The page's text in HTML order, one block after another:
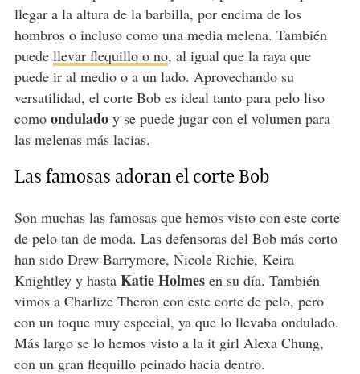
llegar a la altura de la barbilla, por encima de los
hombros o incluso como una media melena. También
puede llevar flequillo o no, al igual que la raya que
puede ir al medio o a un lado. Aprovechando su
versatilidad, el corte Bob es ideal tanto para pelo liso
como onduladoy se puede jugar con el volumen para
las melenas más lacias.
Las famosas adoran el corte Bob
Son muchas las famosas que hemos visto con este corte
de pelo tan de moda. Las defensoras del Bob más corto
han sido Drew Barrymore, Nicole Richie, Keira
Knightley y hasta Katie Holmesen su día. También
vimos a Charlize Theron con este corte de pelo, pero
con un toque muy especial, ya que lo llevaba ondulado.
Más largo se lo hemos visto a la it girl Alexa Chung,
con un gran flequillo peinado hacia dentro.